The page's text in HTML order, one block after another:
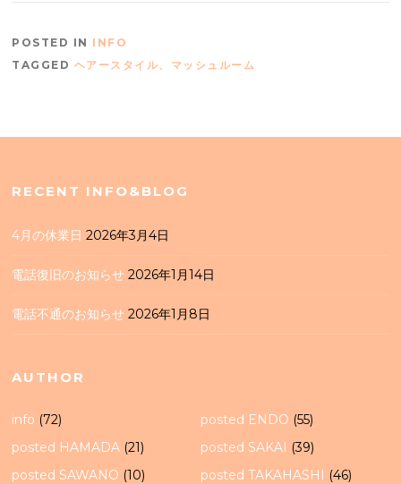
POSTED IN INFO
TAGGED ヘアースタイル、マッシュルーム
RECENT INFO&BLOG
4月の休業日 2026年3月4日
電話復旧のお知らせ 2026年1月14日
電話不通のお知らせ 2026年1月8日
AUTHOR
info (72) posted ENDO (55)
posted HAMADA (21) posted SAKAI (39)
posted SAWANO (10) posted TAKAHASHI (46)